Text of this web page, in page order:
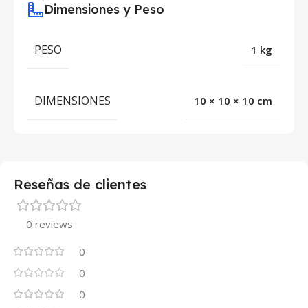
Dimensiones y Peso
PESO 1 kg
DIMENSIONES 10 × 10 × 10 cm
Reseñas de clientes
0 reviews
0
0
0